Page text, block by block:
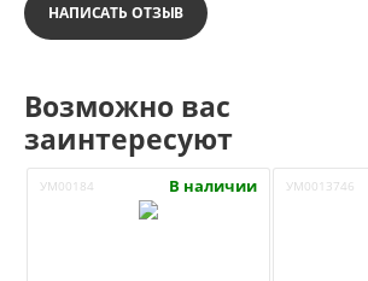
НАПИСАТЬ ОТЗЫВ
Возможно вас
заинтересуют
УМ00184 В наличии УМ0013746